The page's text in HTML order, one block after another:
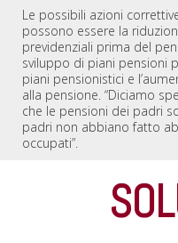
Le possibili azioni
possono essere la
previdenziali prima del
sviluppo di piani pensioni
piani pensionistici e
alla pensione. “Diciamo
che le pensioni dei padri
padri non abbiano fatto
occupati”.